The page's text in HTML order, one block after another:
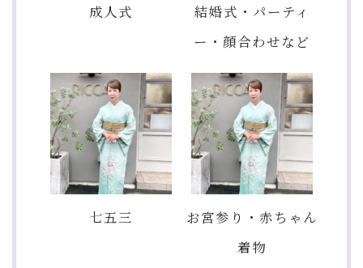
成人式
結婚式・パーティ
ー・顔合わせなど
七五三
お宮参り・赤ちゃん
着物